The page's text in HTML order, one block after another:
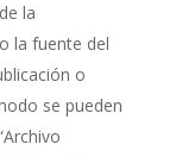
la
la fuente del
o
se pueden